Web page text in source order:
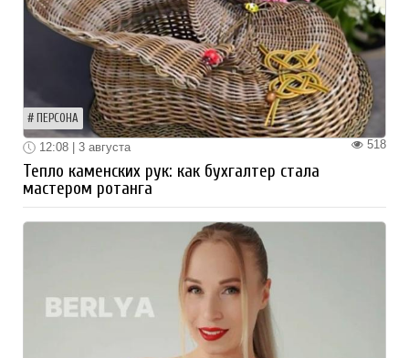
ПЕРСОНА
518
12:08 | 3 августа
Тепло каменских рук: как бухгалтер стала
мастером ротанга